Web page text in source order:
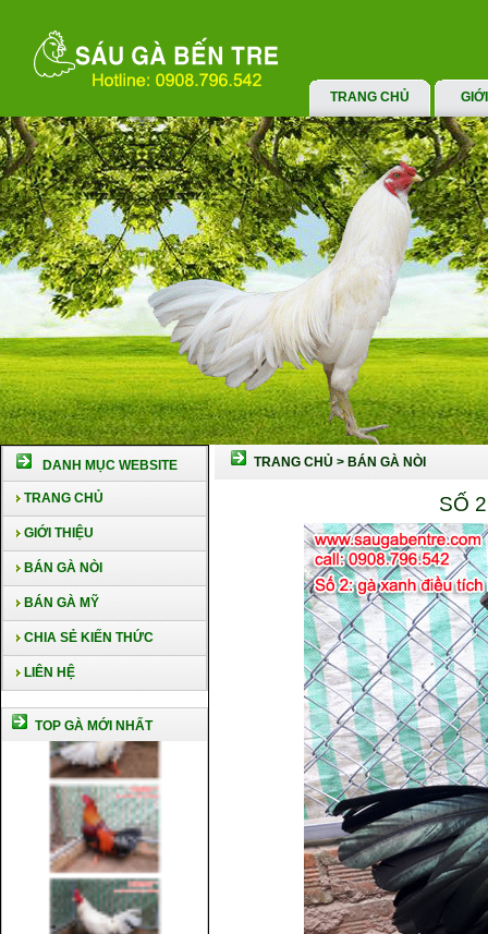
TRANG CHỦ
DANH MỤC WEBSITE
TRANG CHỦ
GIỚI THIỆU
BÁN GÀ NÒI
BÁN GÀ MỸ
CHIA SẺ KIẾN THỨC
LIÊN HỆ
TOP GÀ MỚI NHẤT
TRANG CHỦ > BÁN GÀ NÒI
SỐ